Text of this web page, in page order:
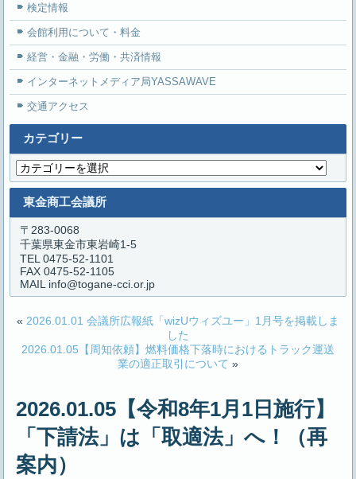
検定情報
会館利用について・料金
経営・金融・労働・共済情報
インターネットメディア局YASSAWAVE
交通アクセス
カテゴリー
カ
テ
ゴ
リ東金商工会議所
〒283-0068
千葉県東金市東岩崎1-5
TEL 0475-52-1101
FAX 0475-52-1105
MAIL info@togane-cci.or.jp
« 2026.01.01 会議所広報紙「wizUウィズユー」1月号を掲載しま
した
2026.01.05【周知依頼】燃料価格下落時におけるトラック運送
業の適正取引について »
2026.01.05【令和8年1月1日施行】
「下請法」は「取適法」へ！（再
案内）